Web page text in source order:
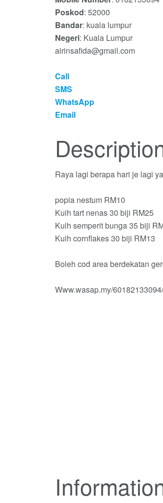
Poskod: 52000
Bandar: kuala lumpur
Negeri: Kuala Lumpur
airinsafida@gmail.com
Call
SMS
WhatsApp
Email
Raya lagi berapa hari je lagi
popia nestum RM10
Kuih tart nenas 30 biji RM25
Kuih semperit bunga 35 biji
Kuih cornflakes 30 biji RM13
Boleh cod area berdekatan
Www.wasap.my/